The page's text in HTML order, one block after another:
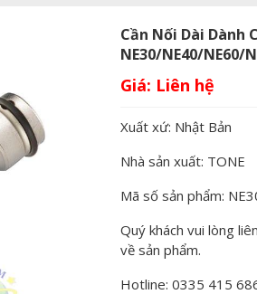
Cần Nối Dài Dành
NE30/NE40/NE60/
Giá:
Xuất xứ: Nhật Bản
Nhà sản xuất: TONE
Mã số sản phẩm:
Quý khách vui lòng
về sản phẩm.
Hotline: 0335 415